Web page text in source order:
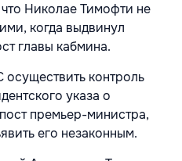
Николае Тимофти не
когда выдвинул
главы кабмина.
контроль
указа о
премьер-министра,
его незаконным.